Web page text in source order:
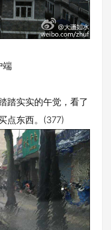
端
实实的午觉，看了
点东西。(377)